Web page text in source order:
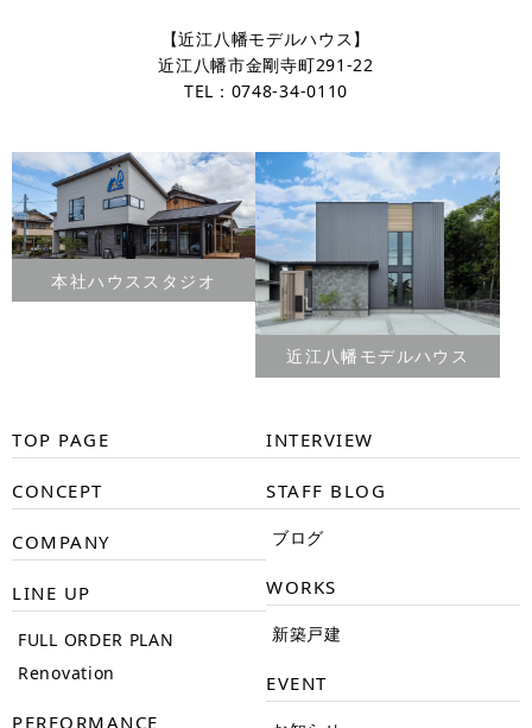
【近江八幡モデルハウス】
近江八幡市金剛寺町291-22
TEL：0748-34-0110
本社ハウススタジオ
近江八幡モデルハウス
TOP PAGE
CONCEPT
COMPANY
LINE UP
FULL ORDER PLAN
Renovation
PERFORMANCE
INTERVIEW
STAFF BLOG
ブログ
WORKS
新築戸建
EVENT